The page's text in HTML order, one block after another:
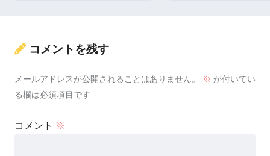
コメントを残す
メールアドレスが公開されることはありません。 ※ が付いてい
る欄は必須項目です
コメント ※